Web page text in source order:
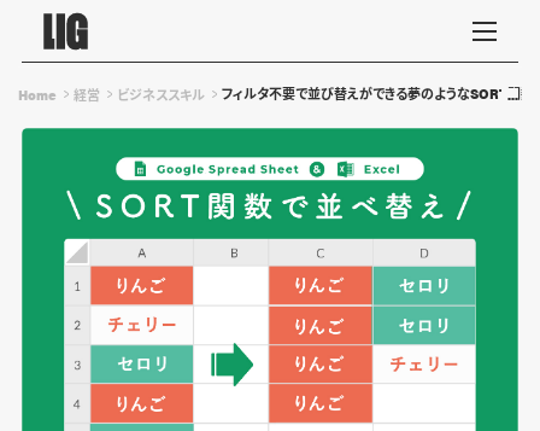
Home 経営 ビジネススキル フィルタ不要で並び替えができる夢のようなSORT関数